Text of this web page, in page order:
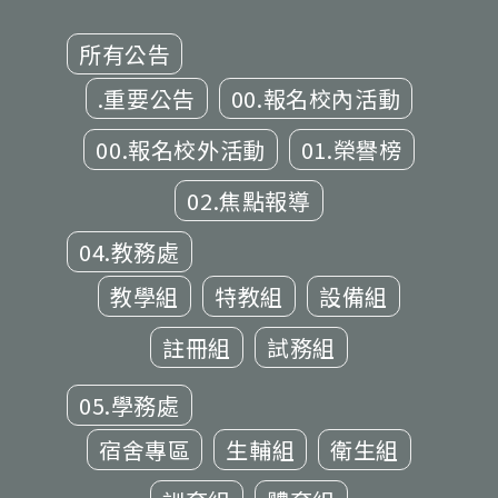
所有公告
.重要公告
00.報名校內活動
00.報名校外活動
01.榮譽榜
02.焦點報導
04.教務處
教學組
特教組
設備組
註冊組
試務組
05.學務處
宿舍專區
生輔組
衛生組